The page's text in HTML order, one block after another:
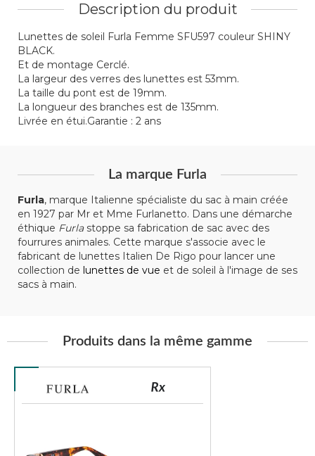
Description du produit
Lunettes de soleil Furla Femme SFU597 couleur SHINY
BLACK.
Et de montage Cerclé.
La largeur des verres des lunettes est 53mm.
La taille du pont est de 19mm.
La longueur des branches est de 135mm.
Livrée en étui.Garantie : 2 ans
La marque Furla
Furla, marque Italienne spécialiste du sac à main créée
en 1927 par Mr et Mme Furlanetto. Dans une démarche
éthique Furlastoppe sa fabrication de sac avec des
fourrures animales. Cette marque s'associe avec le
fabricant de lunettes Italien De Rigo pour lancer une
collection de lunettes de vue et de soleil à l'image de ses
sacs à main.
Produits dans la même gamme